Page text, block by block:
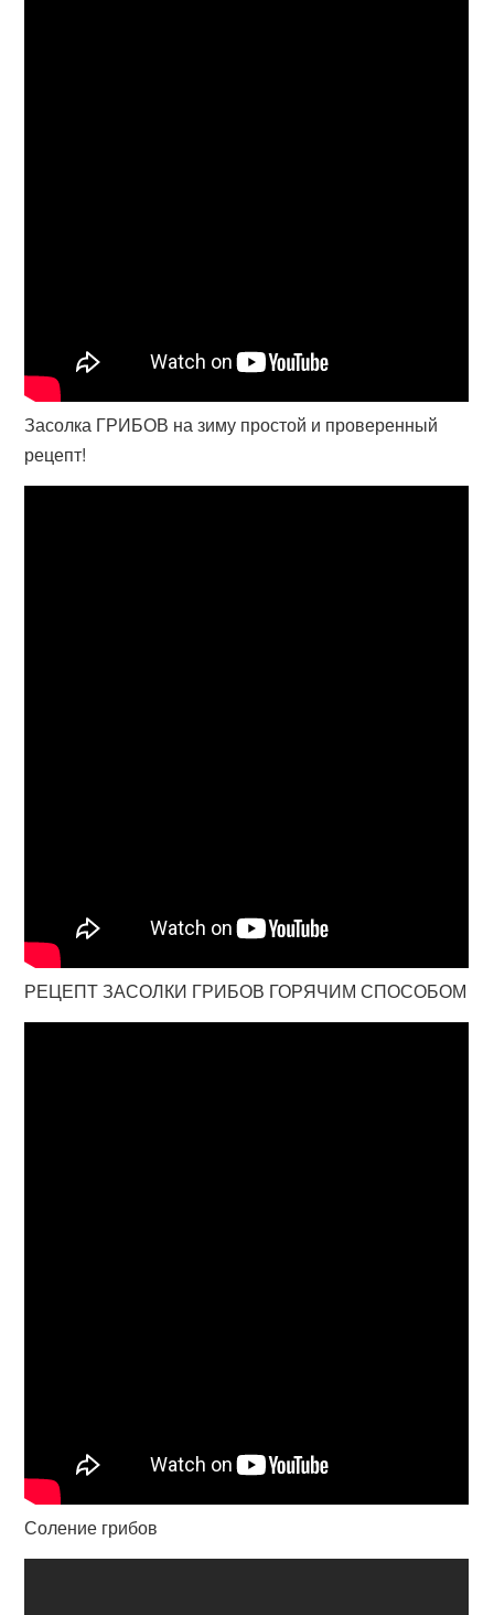
Засолка ГРИБОВ на зиму простой и проверенный
рецепт!
РЕЦЕПТ ЗАСОЛКИ ГРИБОВ ГОРЯЧИМ СПОСОБОМ
Соление грибов